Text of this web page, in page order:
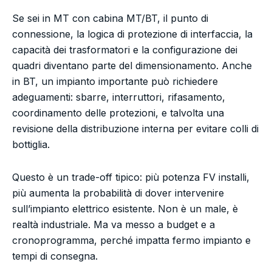
Se sei in MT con cabina MT/BT, il punto di
connessione, la logica di protezione di interfaccia, la
capacità dei trasformatori e la configurazione dei
quadri diventano parte del dimensionamento. Anche
in BT, un impianto importante può richiedere
adeguamenti: sbarre, interruttori, rifasamento,
coordinamento delle protezioni, e talvolta una
revisione della distribuzione interna per evitare colli di
bottiglia.
Questo è un trade-off tipico: più potenza FV installi,
più aumenta la probabilità di dover intervenire
sull’impianto elettrico esistente. Non è un male, è
realtà industriale. Ma va messo a budget e a
cronoprogramma, perché impatta fermo impianto e
tempi di consegna.